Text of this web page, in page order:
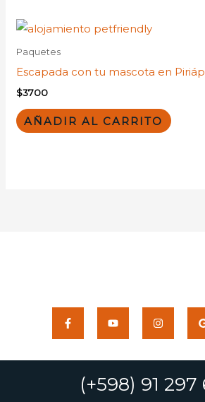
Paquetes
Escapada con tu mascota en
$3700
AÑADIR AL CARRITO
(+598) 91 297